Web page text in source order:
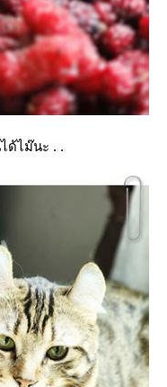
ด้ไม๊นะ . .